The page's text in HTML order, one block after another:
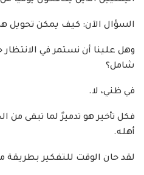
السؤال الآن: كيف يمكن تحويل
وهل علينا أن نستمر في
شامل؟
في ظني، لا.
فكل تأخير هو تدميرٌ لما تبقى من
أهله.
لقد حان الوقت للتفكير بطريقة